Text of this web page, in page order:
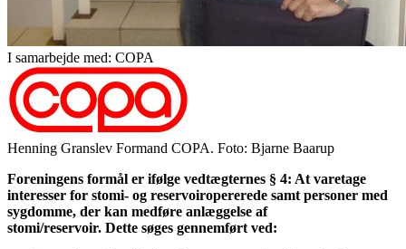
I samarbejde med: COPA
Henning Granslev Formand COPA. Foto: Bjarne Baarup
Foreningens formål er ifølge vedtægternes § 4: At varetage
interesser for stomi- og reservoiropererede samt personer med
sygdomme, der kan medføre anlæggelse af
stomi/reservoir. Dette søges gennemført ved: